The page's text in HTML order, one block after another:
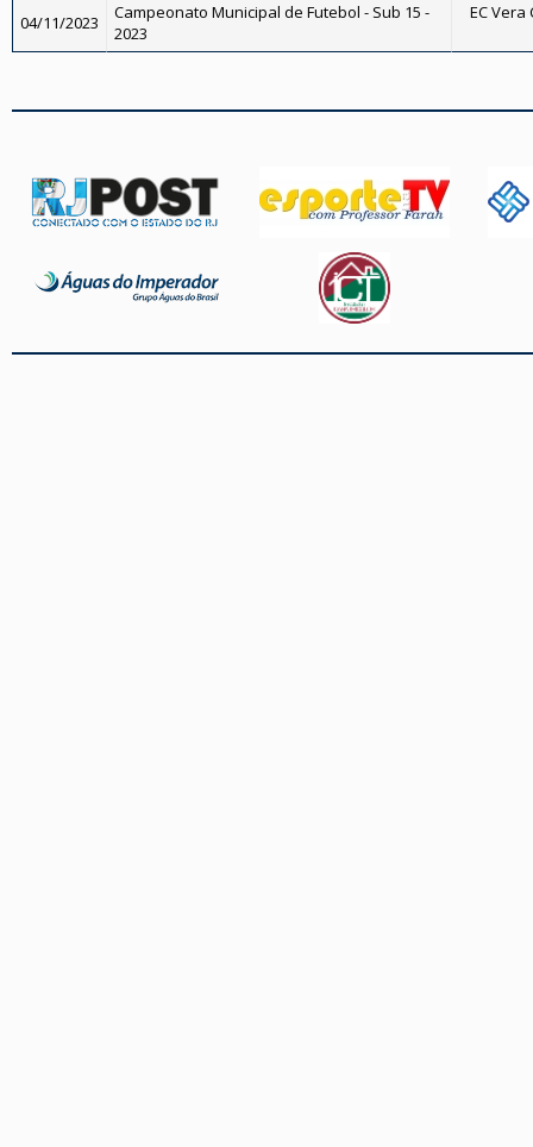
04/11/2023
Campeonato Municipal de Futebol - Sub 15 -
2023
EC Vera